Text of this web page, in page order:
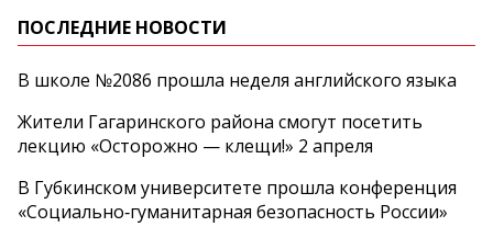
ПОСЛЕДНИЕ НОВОСТИ
В школе №2086 прошла неделя английского языка
Жители Гагаринского района смогут посетить
лекцию «Осторожно — клещи!» 2 апреля
В Губкинском университете прошла конференция
«Социально‑гуманитарная безопасность России»